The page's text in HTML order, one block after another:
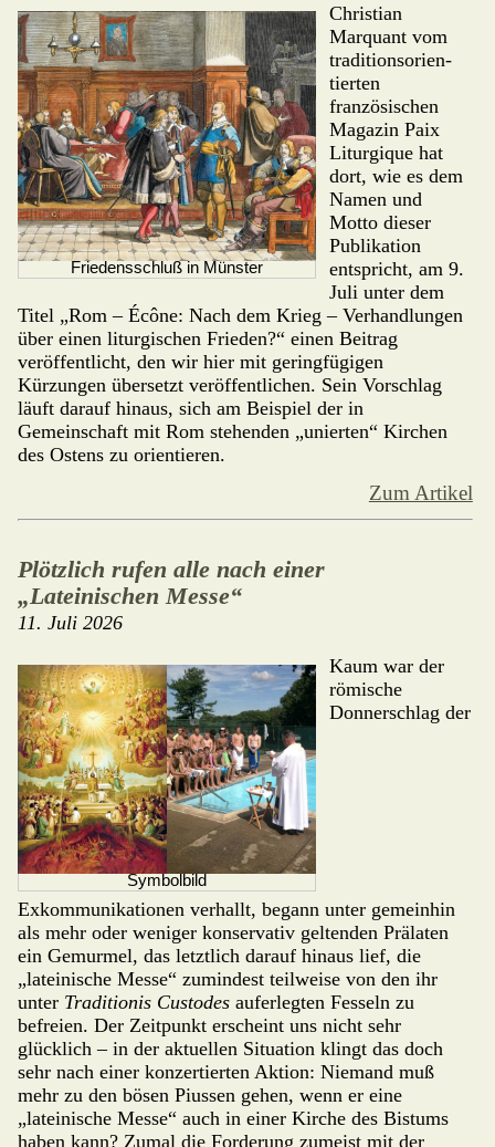
Friedensschluß in Münster
Christian
Marquant vom
traditions­ori­en­
tierten
französischen
Magazin Paix
Liturgique hat
dort, wie es dem
Namen und
Motto dieser
Publikation
entspricht, am 9.
Juli unter dem
Titel „Rom – Écône: Nach dem Krieg – Verhandlungen
über einen liturgischen Frieden?“ einen Bei­trag
veröffentlicht, den wir hier mit ge­ringfügigen
Kürzungen übersetzt veröf­fentlichen. Sein Vorschlag
läuft darauf hinaus, sich am Beispiel der in
Gemeinschaft mit Rom stehenden „unierten“ Kirchen
des Ostens zu orientieren.
Zum Artikel
Plötzlich rufen alle nach einer
„Lateinischen Messe“
11. Juli 2026
Symbolbild
Kaum war der
römische
Donnerschlag der
Exkommunikationen verhallt, be­gann unter gemeinhin
als mehr oder we­niger konservativ geltenden Prälaten
ein Gemurmel, das letzt­lich darauf hinaus lief, die
„lateinische Messe“ zumindest teilweise von den ihr
unter Tradi­tionis Custodes auferlegten Fes­seln zu
befreien. Der Zeitpunkt erscheint uns nicht sehr
glücklich – in der aktu­ellen Situ­ation klingt das doch
sehr nach einer konzertierten Aktion: Niemand muß
mehr zu den bösen Piussen gehen, wenn er eine
„lateinische Messe“ auch in einer Kirche des Bistums
haben kann? Zumal die Forderung zu­meist mit der